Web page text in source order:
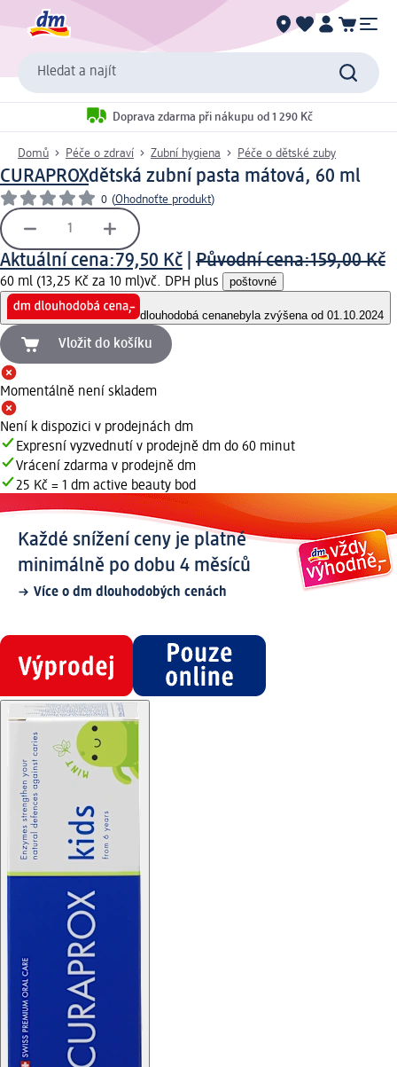
Hledat a najít
Doprava zdarma při nákupu od 1 290 Kč
Domů Péče o zdraví Zubní hygiena Péče o dětské zuby
CURAPROXdětská zubní pasta mátová, 60 ml
0 (Ohodnoťte produkt)
Aktuální cena:79,50 Kč Původní cena:159,00 Kč
60 ml (13,25 Kč za 10 ml)vč. DPH plus poštovné
dlouhodobá cenanebyla zvýšena od 01.10.2024
Vložit do košíku
Momentálně není skladem
Není k dispozici v prodejnách dm
Expresní vyzvednutí v prodejně dm do 60 minut
Vrácení zdarma v prodejně dm
25 Kč = 1 dm active beauty bod
Každé snížení ceny je platné
minimálně po dobu 4 měsíců
Více o dm dlouhodobých cenách